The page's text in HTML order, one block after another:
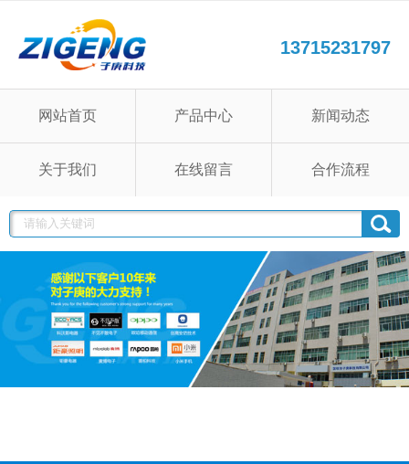
13715231797
网站首页 产品中心 新闻动态
关于我们 在线留言 合作流程